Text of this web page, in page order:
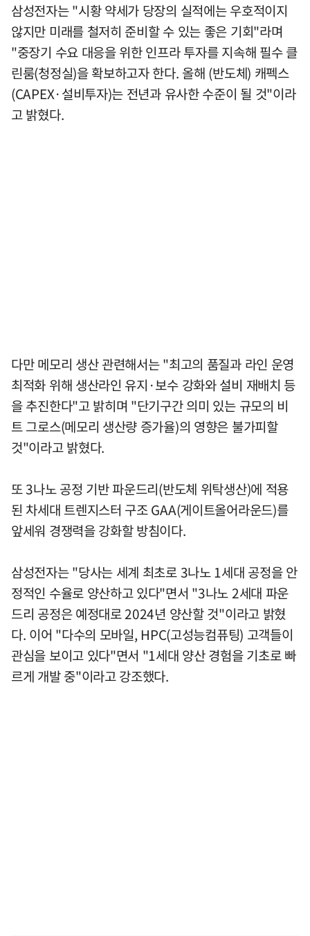
삼성전자는 "시황 약세가 당장의 실적에는 우호적이지
않지만 미래를 철저히 준비할 수 있는 좋은 기회"라며
"중장기 수요 대응을 위한 인프라 투자를 지속해 필수 클
린룸(청정실)을 확보하고자 한다. 올해 (반도체) 캐펙스
(CAPEX·설비투자)는 전년과 유사한 수준이 될 것"이라
고 밝혔다.
다만 메모리 생산 관련해서는 "최고의 품질과 라인 운영
최적화 위해 생산라인 유지·보수 강화와 설비 재배치 등
을 추진한다"고 밝히며 "단기구간 의미 있는 규모의 비
트 그로스(메모리 생산량 증가율)의 영향은 불가피할
것"이라고 밝혔다.
또 3나노 공정 기반 파운드리(반도체 위탁생산)에 적용
된 차세대 트렌지스터 구조 GAA(게이트올어라운드)를
앞세워 경쟁력을 강화할 방침이다.
삼성전자는 "당사는 세계 최초로 3나노 1세대 공정을 안
정적인 수율로 양산하고 있다"면서 "3나노 2세대 파운
드리 공정은 예정대로 2024년 양산할 것"이라고 밝혔
다. 이어 "다수의 모바일, HPC(고성능컴퓨팅) 고객들이
관심을 보이고 있다"면서 "1세대 양산 경험을 기초로 빠
르게 개발 중"이라고 강조했다.